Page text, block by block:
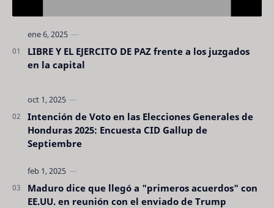
LIBRE Y EL EJERCITO DE PAZ frente a los juzgados
en la capital
Intención de Voto en las Elecciones Generales de
Honduras 2025: Encuesta CID Gallup de
Septiembre
Maduro dice que llegó a "primeros acuerdos" con
EE.UU. en reunión con el enviado de Trump